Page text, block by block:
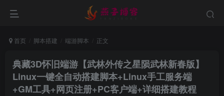
首页 脚本搭建 端游脚本 正文
典藏3D怀旧端游【武林外传之星陨武林新春版】
Linux一键全自动搭建脚本+Linux手工服务端
+GM工具+网页注册+PC客户端+详细搭建教程